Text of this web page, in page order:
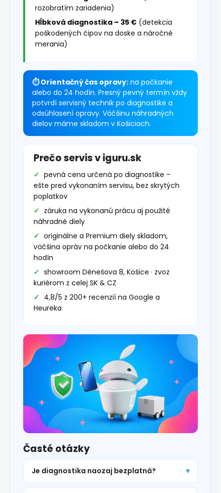
rozobratím zariadenia)
Hĺbková diagnostika – 35 € (detekcia
poškodených čipov na doske a náročné
merania)
⏱ Orientačný čas opravy: na počkanie
alebo do 24 hodín. Presný pevný termín vždy
potvrdí servisný technik po diagnostike a
odsúhlasení opravy. Väčšinu náhradných
dielov máme skladom v Košiciach.
Prečo servis v iguru.sk
pevná cena určená po diagnostike –
ešte pred vykonaním servisu, bez skrytých
poplatkov
záruka na vykonanú prácu aj použité
náhradné diely
originálne a Premium diely skladom,
väčšina opráv na počkanie alebo do 24
hodín
showroom Dénešova 8, Košice · zvoz
kuriérom z celej SK & CZ
4,8/5 z 200+ recenzií na Google a
Heureka
Časté otázky
Je diagnostika naozaj bezplatná?